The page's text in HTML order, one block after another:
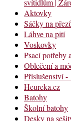
Aktovky
Sáčky na
Láhve na pití
Voskovky
Psací potřeby
Oblečení a
Příslušenství
Heureka.cz
Batohy
Školní batohy
Desky na